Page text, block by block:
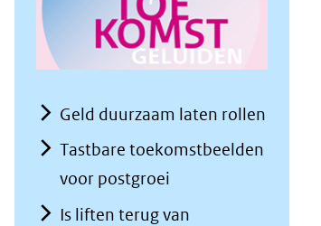
Geld duurzaam laten rollen
Tastbare toekomstbeelden
voor postgroei
Is liften terug van